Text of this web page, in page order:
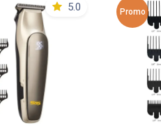
5.0 Promo